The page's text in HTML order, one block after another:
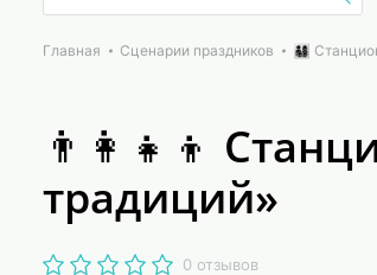
Главная Сценарии праздников 👨‍👩‍👧‍👦
👨‍👩‍👧‍👦
традиций»
0 отзывов